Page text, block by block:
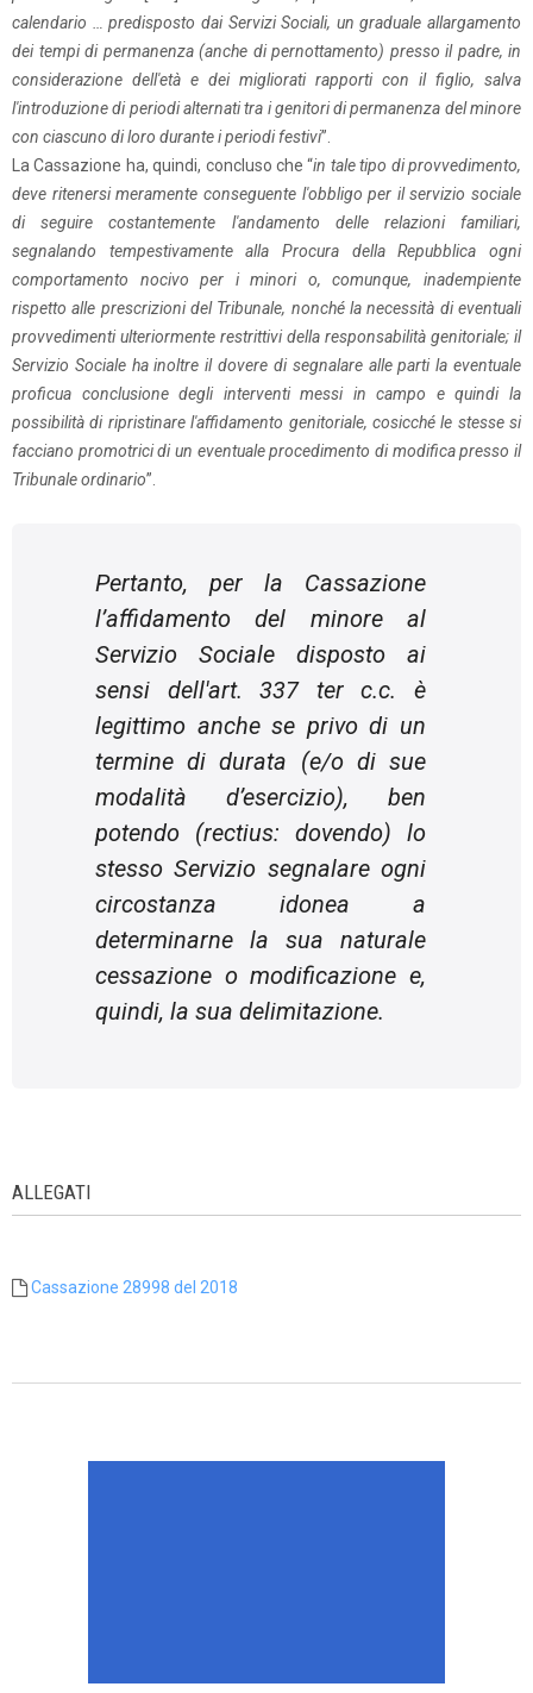
calendario … predisposto dai Servizi Sociali, un graduale allargamento
dei tempi di permanenza (anche di pernottamento) presso il padre, in
considerazione dell'età e dei migliorati rapporti con il figlio, salva
l'introduzione di periodi alternati tra i genitori di permanenza del minore
con ciascuno di loro durante i periodi festivi”.
La Cassazione ha, quindi, concluso che “in tale tipo di provvedimento,
deve ritenersi meramente conseguente l'obbligo per il servizio sociale
di seguire costantemente l'andamento delle relazioni familiari,
segnalando tempestivamente alla Procura della Repubblica ogni
comportamento nocivo per i minori o, comunque, inadempiente
rispetto alle prescrizioni del Tribunale, nonché la necessità di eventuali
provvedimenti ulteriormente restrittivi della responsabilità genitoriale; il
Servizio Sociale ha inoltre il dovere di segnalare alle parti la eventuale
proficua conclusione degli interventi messi in campo e quindi la
possibilità di ripristinare l'affidamento genitoriale, cosicché le stesse si
facciano promotrici di un eventuale procedimento di modifica presso il
Tribunale ordinario”.
Pertanto, per la Cassazione
l’affidamento del minore al
Servizio Sociale disposto ai
sensi dell'art. 337 ter c.c. è
legittimo anche se privo di un
termine di durata (e/o di sue
modalità d’esercizio), ben
potendo (rectius: dovendo) lo
stesso Servizio segnalare ogni
circostanza idonea a
determinarne la sua naturale
cessazione o modificazione e,
quindi, la sua delimitazione.
ALLEGATI
Cassazione 28998 del 2018